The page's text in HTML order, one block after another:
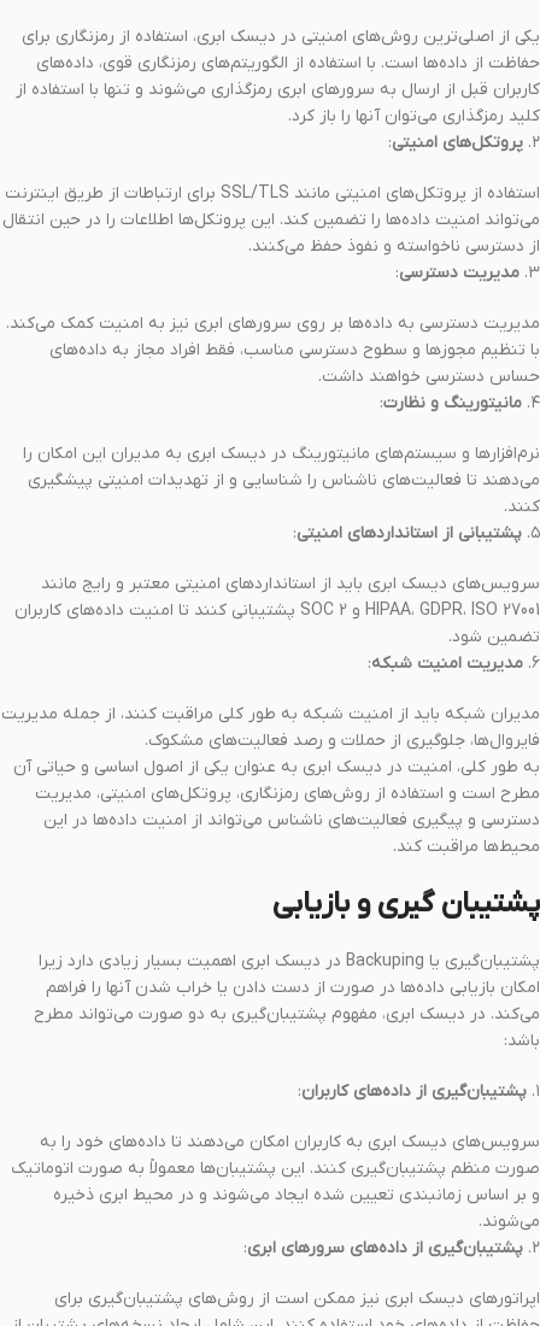
یکی از اصلی‌ترین روش‌های امنیتی در دیسک ابری، استفاده از رمزنگاری برای
حفاظت از داده‌ها است. با استفاده از الگوریتم‌های رمزنگاری قوی، داده‌های
کاربران قبل از ارسال به سرورهای ابری رمزگذاری می‌شوند و تنها با استفاده از
کلید رمزگذاری می‌توان آنها را باز کرد.
۲. پروتکل‌های امنیتی:
استفاده از پروتکل‌های امنیتی مانند SSL/TLS برای ارتباطات از طریق اینترنت
می‌تواند امنیت داده‌ها را تضمین کند. این پروتکل‌ها اطلاعات را در حین انتقال
از دسترسی ناخواسته و نفوذ حفظ می‌کنند.
۳. مدیریت دسترسی:
مدیریت دسترسی به داده‌ها بر روی سرورهای ابری نیز به امنیت کمک می‌کند.
با تنظیم مجوزها و سطوح دسترسی مناسب، فقط افراد مجاز به داده‌های
حساس دسترسی خواهند داشت.
۴. مانیتورینگ و نظارت:
نرم‌افزارها و سیستم‌های مانیتورینگ در دیسک ابری به مدیران این امکان را
می‌دهند تا فعالیت‌های ناشناس را شناسایی و از تهدیدات امنیتی پیشگیری
کنند.
۵. پشتیبانی از استانداردهای امنیتی:
سرویس‌های دیسک ابری باید از استانداردهای امنیتی معتبر و رایج مانند
HIPAA، GDPR، ISO 27001 و SOC 2 پشتیبانی کنند تا امنیت داده‌های کاربران
تضمین شود.
۶. مدیریت امنیت شبکه:
مدیران شبکه باید از امنیت شبکه به طور کلی مراقبت کنند، از جمله مدیریت
فایروال‌ها، جلوگیری از حملات و رصد فعالیت‌های مشکوک.
به طور کلی، امنیت در دیسک ابری به عنوان یکی از اصول اساسی و حیاتی آن
مطرح است و استفاده از روش‌های رمزنگاری، پروتکل‌های امنیتی، مدیریت
دسترسی و پیگیری فعالیت‌های ناشناس می‌تواند از امنیت داده‌ها در این
محیط‌ها مراقبت کند.
پشتیبان گیری و بازیابی
پشتیبان‌گیری یا Backuping در دیسک ابری اهمیت بسیار زیادی دارد زیرا
امکان بازیابی داده‌ها در صورت از دست دادن یا خراب شدن آنها را فراهم
می‌کند. در دیسک ابری، مفهوم پشتیبان‌گیری به دو صورت می‌تواند مطرح
باشد:
۱. پشتیبان‌گیری از داده‌های کاربران:
سرویس‌های دیسک ابری به کاربران امکان می‌دهند تا داده‌های خود را به
صورت منظم پشتیبان‌گیری کنند. این پشتیبان‌ها معمولاً به صورت اتوماتیک
و بر اساس زمانبندی تعیین شده ایجاد می‌شوند و در محیط ابری ذخیره
می‌شوند.
۲. پشتیبان‌گیری از داده‌های سرورهای ابری:
اپراتورهای دیسک ابری نیز ممکن است از روش‌های پشتیبان‌گیری برای